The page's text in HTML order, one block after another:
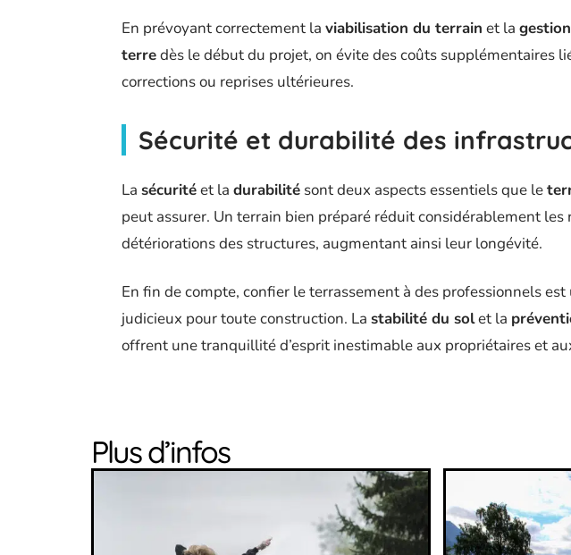
En prévoyant correctement la viabilisation du terrain et la
terredès le début du projet, on évite des coûts supplémentaires
corrections ou reprises ultérieures.
Sécurité et durabilité des
La sécuritéet la durabilité sont deux aspects essentiels que le
peut assurer. Un terrain bien préparé réduit considérablement les
détériorations des structures, augmentant ainsi leur longévité.
En fin de compte, confier le terrassement à des professionnels
judicieux pour toute construction. La stabilité du solet la
offrent une tranquillité d’esprit inestimable aux propriétaires et
Plus d’infos